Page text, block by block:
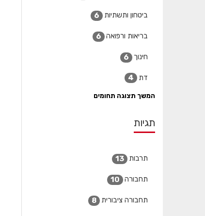
ביטחון ותשתיות 6
בריאות ורפואה 6
חינוך 6
דת 4
המשך תצוגה תחומים
תגיות
תרבות 13
תחבורה 10
תחבורה ציבורית 8